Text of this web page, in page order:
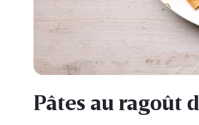
Pâtes au ragoût